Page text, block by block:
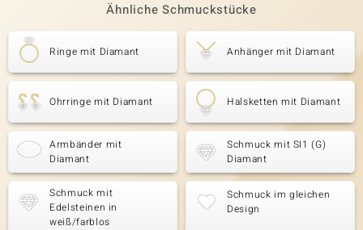
Ähnliche Schmuckstücke
Ringe mit Diamant Anhänger mit Diamant
Ohrringe mit Diamant Halsketten mit Diamant
Armbänder mit
Diamant
Schmuck mit SI1 (G)
Diamant
Schmuck mit
Edelsteinen in
weiß/farblos
Schmuck im gleichen
Design